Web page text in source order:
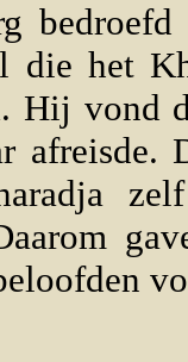
die het
Hij vond
afreisde.